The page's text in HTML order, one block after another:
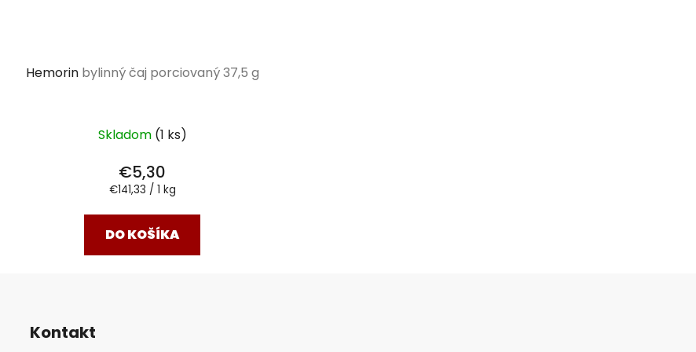
Hemorin bylinný čaj porciovaný 37,5 g
Skladom (1 ks)
€5,30
Jednotková
€141,33 / 1 kg
DO KOŠÍKA
Kontakt